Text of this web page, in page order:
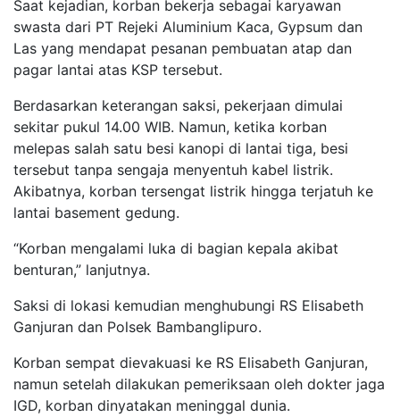
Saat kejadian, korban bekerja sebagai karyawan
swasta dari PT Rejeki Aluminium Kaca, Gypsum dan
Las yang mendapat pesanan pembuatan atap dan
pagar lantai atas KSP tersebut.
Berdasarkan keterangan saksi, pekerjaan dimulai
sekitar pukul 14.00 WIB. Namun, ketika korban
melepas salah satu besi kanopi di lantai tiga, besi
tersebut tanpa sengaja menyentuh kabel listrik.
Akibatnya, korban tersengat listrik hingga terjatuh ke
lantai basement gedung.
“Korban mengalami luka di bagian kepala akibat
benturan,” lanjutnya.
Saksi di lokasi kemudian menghubungi RS Elisabeth
Ganjuran dan Polsek Bambanglipuro.
Korban sempat dievakuasi ke RS Elisabeth Ganjuran,
namun setelah dilakukan pemeriksaan oleh dokter jaga
IGD, korban dinyatakan meninggal dunia.